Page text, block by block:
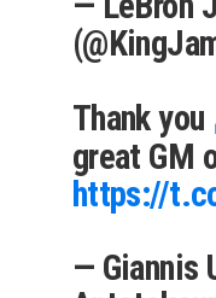
Thank you
great GM
https://
— Giannis